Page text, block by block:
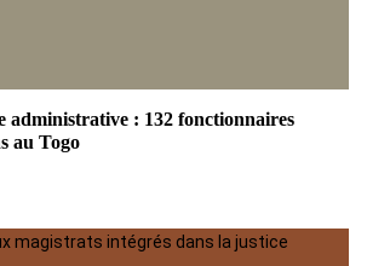
administrative : 132 fonctionnaires
au Togo